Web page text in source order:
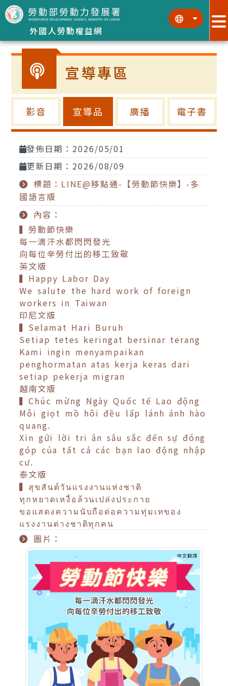
跳到主要內容區塊
外國人勞動權益網
::: :::
宣導專區
影音 宣導品 廣播 電子書
發佈日期：2026/05/01
更新日期：2026/08/09
標題：LINE@移點通-【勞動節快樂】-多
國語言版
內容：
▍勞動節快樂
每一滴汗水都閃閃發光
向每位辛勞付出的移工致敬
英文版
▍Happy Labor Day
We salute the hard work of foreign
workers in Taiwan
印尼文版
▍Selamat Hari Buruh
Setiap tetes keringat bersinar terang
Kami ingin menyampaikan
penghormatan atas kerja keras dari
setiap pekerja migran
越南文版
▍Chúc mừng Ngày Quốc tế Lao động
Mỗi giọt mồ hôi đều lấp lánh ánh hào
quang.
Xin gửi lời tri ân sâu sắc đến sự đóng
góp của tất cả các bạn lao động nhập
cư.
泰文版
▍สุขสันต์วันแรงงานแห่งชาติ
ทุกหยาดเหงื่อล้วนเปล่งประกาย
ขอแสดงความนับถือต่อความทุ่มเทของ
แรงงานต่างชาติทุกคน
圖片：